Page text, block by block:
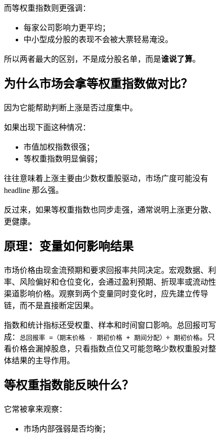
而等权重指数则更强调：
每家公司影响力更平均；
中小型成分股的表现不会被大票轻易淹没。
所以两者最大的区别，不是成分股名单，而是谁说了算。
为什么市场会拿等权重指数做对比？
因为它能帮助判断上涨是否过度集中。
如果出现下面这种情况：
市值加权指数很强；
等权重指数明显偏弱；
往往意味着上涨主要由少数权重股驱动，市场广度可能没有
headline 那么强。
反过来，如果等权重指数也同步走强，通常说明上涨更分散、
更健康。
原理：变量如何影响结果
市场价格由现金流预期和要求回报率共同决定。宏观数据、利
率、风险偏好和仓位变化，会通过盈利预期、折现率或流动性
渠道影响价格。观察到两个变量同时变化时，应先建立传导
链，而不是直接断定因果。
指数和统计指标还受权重、样本和时间窗口影响。总回报可写
成：
总回报率 =（期末价格 - 期初价格 + 期间分配）÷ 期初价格。只
看价格会漏掉股息，只看指数点位又可能忽略少数权重股对整
体结果的主导作用。
等权重指数能反映什么？
它常被拿来观察：
市场内部强弱是否均衡；